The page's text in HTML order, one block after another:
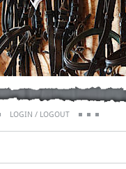
LOGIN / LOGOUT